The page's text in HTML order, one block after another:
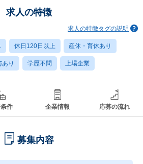
求人の特徴
求人の特徴タグの説明
休日120日以上 産休・育休あり
あり 学歴不問 上場企業
件 企業情報 応募の流れ
募集内容